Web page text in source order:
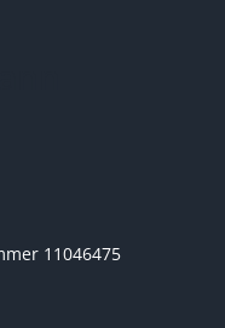
11046475